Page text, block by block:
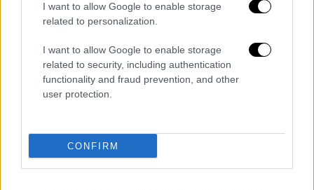
I want to allow Google to enable storage
related to personalization.
I want to allow Google to enable storage
related to security, including authentication
functionality and fraud prevention, and other
user protection.
CONFIRM
Εισαγγελέα.
Το βίντεο